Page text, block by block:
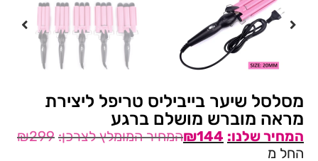
מסלסל שיער בייביליס טריפל ליצירת
מראה מוברש מושלם ברגע
₪299 ₪144
החל מ